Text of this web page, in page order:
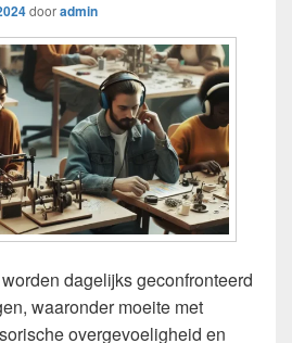
dooradmin
dagelijks geconfronteerd
waaronder moeite met
overgevoeligheid en